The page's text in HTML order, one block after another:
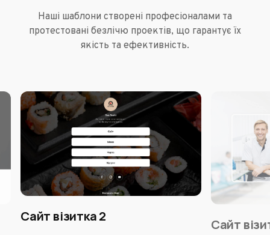
Наші шаблони створені професіоналами та
протестовані безлічю проектів, що гарантує їх
якість та ефективність.
Сайт візитка 2 Сайт